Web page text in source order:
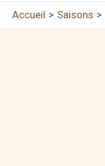
Accueil Saisons